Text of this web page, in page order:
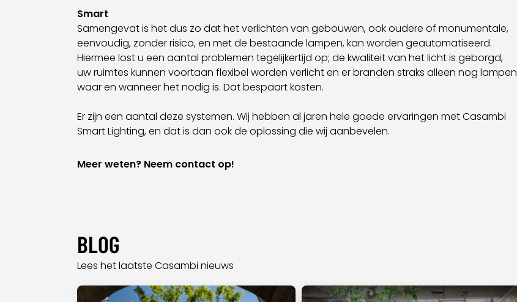
Smart
Samengevat is het dus zo dat het verlichten van gebouwen, ook oudere of monumentale,
eenvoudig, zonder risico, en met de bestaande lampen, kan worden geautomatiseerd.
Hiermee lost u een aantal problemen tegelijkertijd op; de kwaliteit van het licht is geborgd,
uw ruimtes kunnen voortaan flexibel worden verlicht en er branden straks alleen nog lampen
waar en wanneer het nodig is. Dat bespaart kosten.
Er zijn een aantal deze systemen. Wij hebben al jaren hele goede ervaringen met Casambi
Smart Lighting, en dat is dan ook de oplossing die wij aanbevelen.
Meer weten? Neem contact op!
BLOG
Lees het laatste Casambi nieuws